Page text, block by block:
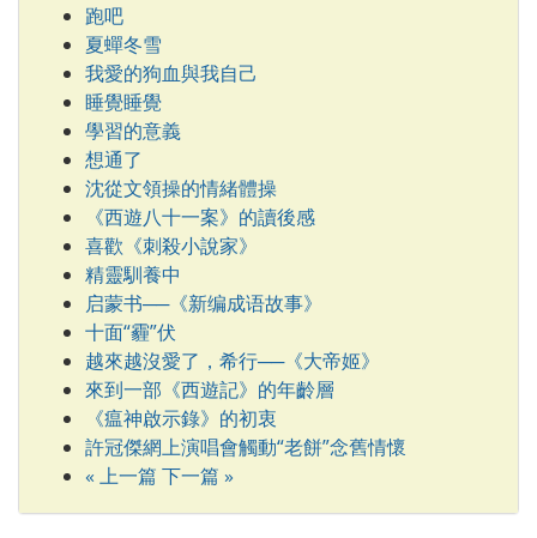
跑吧
夏蟬冬雪
我愛的狗血與我自己
睡覺睡覺
學習的意義
想通了
沈從文領操的情緒體操
《西遊八十一案》的讀後感
喜歡《刺殺小說家》
精靈馴養中
启蒙书──《新编成语故事》
十面“霾”伏
越來越沒愛了，希行──《大帝姬》
來到一部《西遊記》的年齡層
《瘟神啟示錄》的初衷
許冠傑網上演唱會觸動“老餅”念舊情懷
« 上一篇 下一篇 »